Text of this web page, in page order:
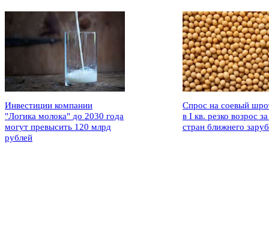
Инвестиции компании
"Логика молока" до 2030 года
могут превысить 120 млрд
рублей
Спрос на соевый
в I кв. резко возрос
стран ближнего